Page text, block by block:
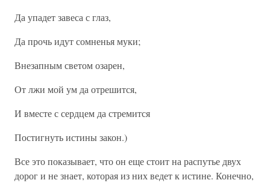
Да упадет завеса с глаз,
Да прочь идут сомненья муки;
Внезапным светом озарен,
От лжи мой ум да отрешится,
И вместе с сердцем да стремится
Постигнуть истины закон.)
Все это показывает, что он еще стоит на распутье двух
дорог и не знает, которая из них ведет к истине. Конечно,